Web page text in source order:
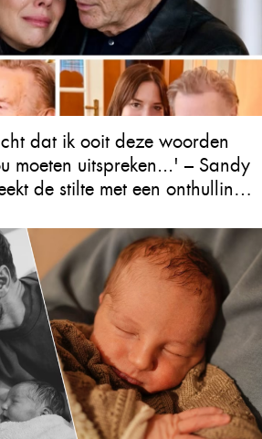
dat ik ooit deze woorden
moeten uitspreken...' – Sandy
de stilte met een onthulling